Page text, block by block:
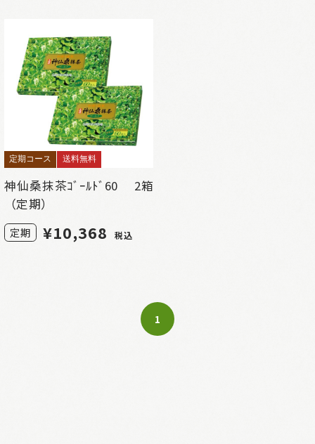
定期コース 送料無料
神仙桑抹茶ｺﾞｰﾙﾄﾞ60 2箱
（定期）
定期 ¥10,368 税込
1